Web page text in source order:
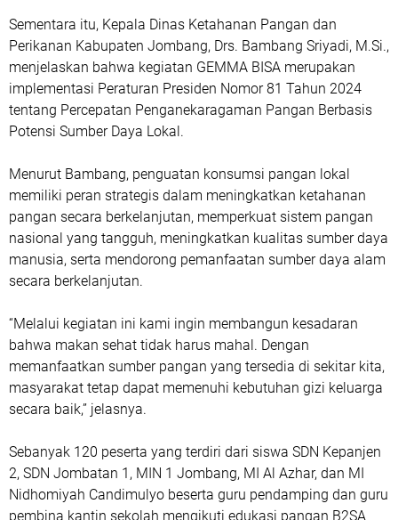
Sementara itu, Kepala Dinas Ketahanan Pangan dan
Perikanan Kabupaten Jombang, Drs. Bambang Sriyadi, M.Si.,
menjelaskan bahwa kegiatan GEMMA BISA merupakan
implementasi Peraturan Presiden Nomor 81 Tahun 2024
tentang Percepatan Penganekaragaman Pangan Berbasis
Potensi Sumber Daya Lokal.
Menurut Bambang, penguatan konsumsi pangan lokal
memiliki peran strategis dalam meningkatkan ketahanan
pangan secara berkelanjutan, memperkuat sistem pangan
nasional yang tangguh, meningkatkan kualitas sumber daya
manusia, serta mendorong pemanfaatan sumber daya alam
secara berkelanjutan.
“Melalui kegiatan ini kami ingin membangun kesadaran
bahwa makan sehat tidak harus mahal. Dengan
memanfaatkan sumber pangan yang tersedia di sekitar kita,
masyarakat tetap dapat memenuhi kebutuhan gizi keluarga
secara baik,” jelasnya.
Sebanyak 120 peserta yang terdiri dari siswa SDN Kepanjen
2, SDN Jombatan 1, MIN 1 Jombang, MI Al Azhar, dan MI
Nidhomiyah Candimulyo beserta guru pendamping dan guru
pembina kantin sekolah mengikuti edukasi pangan B2SA